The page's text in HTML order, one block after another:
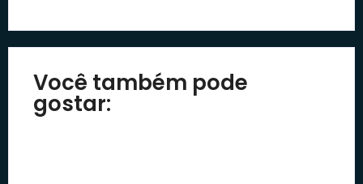
Você também pode
gostar: